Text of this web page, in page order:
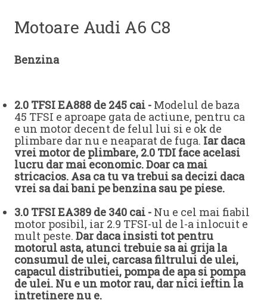
Motoare Audi A6 C8
Benzina
2.0 TFSI EA888 de 245 cai - Modelul de baza
45 TFSI e aproape gata de actiune, pentru ca
e un motor decent de felul lui si e ok de
plimbare dar nu e neaparat de fuga. Iar daca
vrei motor de plimbare, 2.0 TDI face acelasi
lucru dar mai economic. Doar ca mai
stricacios. Asa ca tu va trebui sa decizi daca
vrei sa dai bani pe benzina sau pe piese.
3.0 TFSI EA389 de 340 cai - Nu e cel mai fiabil
motor posibil, iar 2.9 TFSI-ul de l-a inlocuit e
mult peste. Dar daca insisti tot pentru
motorul asta, atunci trebuie sa ai grija la
consumul de ulei, carcasa filtrului de ulei,
capacul distributiei, pompa de apa si pompa
de ulei. Nu e un motor rau, dar nici ieftin la
intretinere nu e.